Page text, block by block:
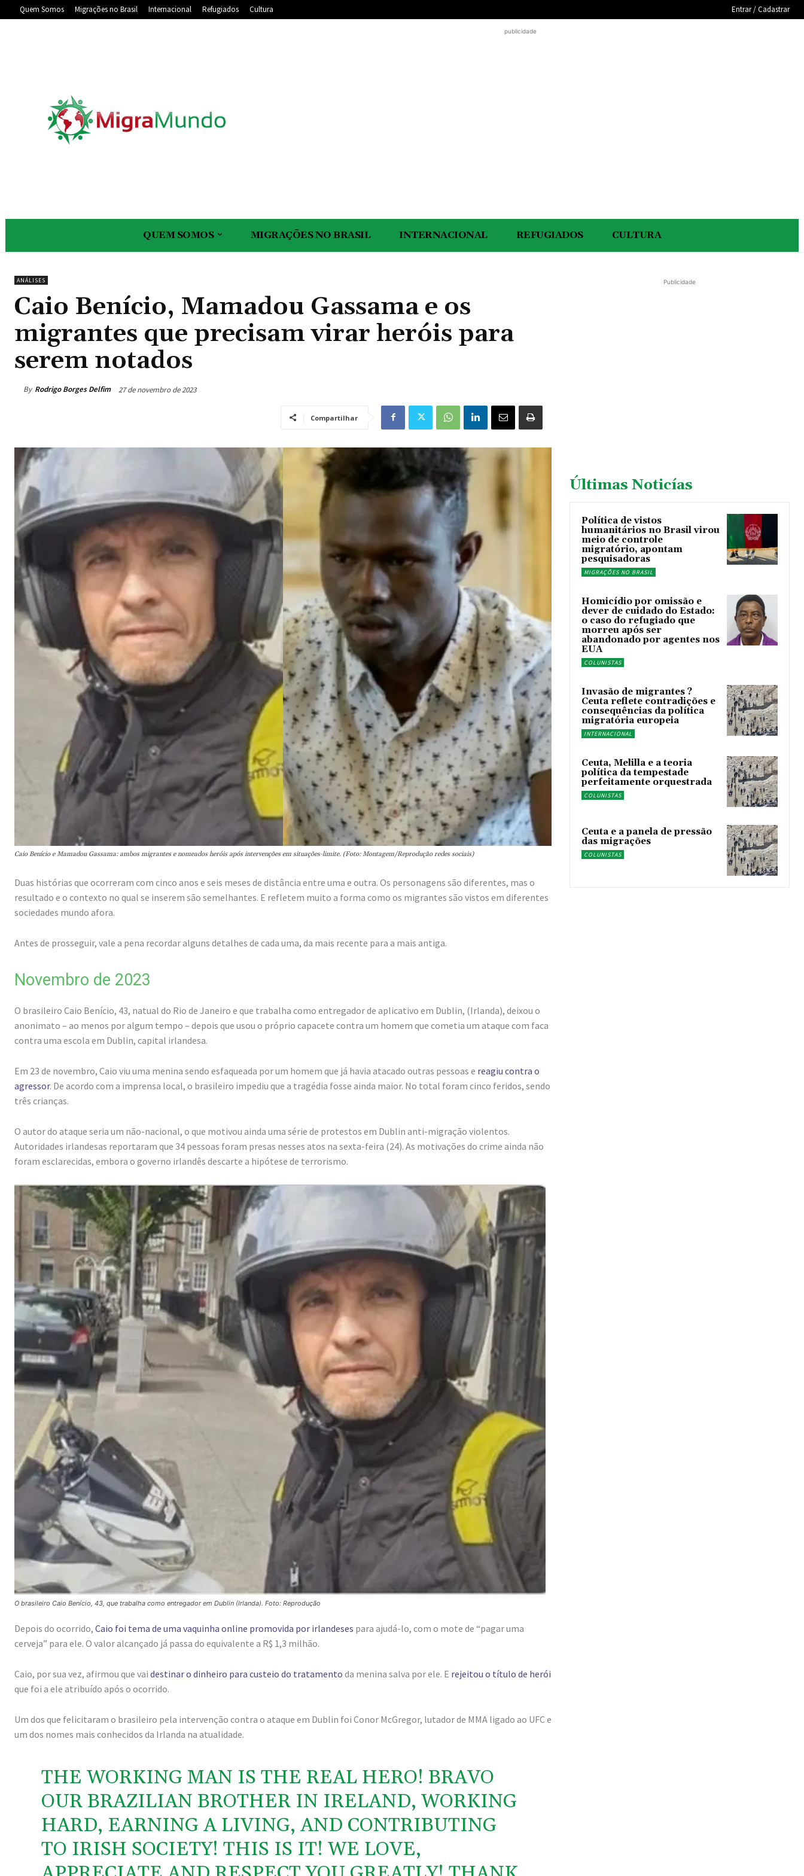
Quem Somos Migrações no Brasil Internacional Refugiados Cultura Entrar / Cadastrar
publicidade
QUEM SOMOS MIGRAÇÕES NO BRASIL INTERNACIONAL REFUGIADOS CULTURA
ANÁLISES
Caio Benício, Mamadou Gassama e os
migrantes que precisam virar heróis para
serem notados
By Rodrigo Borges Delfim 27 de novembro de 2023
Compartilhar
Caio Benício e Mamadou Gassama: ambos migrantes e nomeados heróis após intervenções em situações-limite. (Foto: Montagem/Reprodução redes sociais)
Duas histórias que ocorreram com cinco anos e seis meses de distância entre uma e outra. Os personagens são diferentes, mas o
resultado e o contexto no qual se inserem são semelhantes. E refletem muito a forma como os migrantes são vistos em diferentes
sociedades mundo afora.
Antes de prosseguir, vale a pena recordar alguns detalhes de cada uma, da mais recente para a mais antiga.
Novembro de 2023
O brasileiro Caio Benício, 43, natual do Rio de Janeiro e que trabalha como entregador de aplicativo em Dublin, (Irlanda), deixou o
anonimato – ao menos por algum tempo – depois que usou o próprio capacete contra um homem que cometia um ataque com faca
contra uma escola em Dublin, capital irlandesa.
Em 23 de novembro, Caio viu uma menina sendo esfaqueada por um homem que já havia atacado outras pessoas e reagiu contra o
agressor. De acordo com a imprensa local, o brasileiro impediu que a tragédia fosse ainda maior. No total foram cinco feridos, sendo
três crianças.
O autor do ataque seria um não-nacional, o que motivou ainda uma série de protestos em Dublin anti-migração violentos.
Autoridades irlandesas reportaram que 34 pessoas foram presas nesses atos na sexta-feira (24). As motivações do crime ainda não
foram esclarecidas, embora o governo irlandês descarte a hipótese de terrorismo.
O brasileiro Caio Benício, 43, que trabalha como entregador em Dublin (Irlanda). Foto: Reprodução
Depois do ocorrido, Caio foi tema de uma vaquinha online promovida por irlandeses para ajudá-lo, com o mote de “pagar uma
cerveja” para ele. O valor alcançado já passa do equivalente a R$ 1,3 milhão.
Caio, por sua vez, afirmou que vai destinar o dinheiro para custeio do tratamento da menina salva por ele. E rejeitou o título de herói
que foi a ele atribuído após o ocorrido.
Um dos que felicitaram o brasileiro pela intervenção contra o ataque em Dublin foi Conor McGregor, lutador de MMA ligado ao UFC e
um dos nomes mais conhecidos da Irlanda na atualidade.
THE WORKING MAN IS THE REAL HERO! BRAVO
OUR BRAZILIAN BROTHER IN IRELAND, WORKING
HARD, EARNING A LIVING, AND CONTRIBUTING
TO IRISH SOCIETY! THIS IS IT! WE LOVE,
Publicidade
Últimas Noticías
Política de vistos
humanitários no Brasil virou
meio de controle
migratório, apontam
pesquisadoras
MIGRAÇÕES NO BRASIL
Homicídio por omissão e
dever de cuidado do Estado:
o caso do refugiado que
morreu após ser
abandonado por agentes nos
EUA
COLUNISTAS
Invasão de migrantes ?
Ceuta reflete contradições e
consequências da política
migratória europeia
INTERNACIONAL
Ceuta, Melilla e a teoria
política da tempestade
perfeitamente orquestrada
COLUNISTAS
Ceuta e a panela de pressão
das migrações
COLUNISTAS